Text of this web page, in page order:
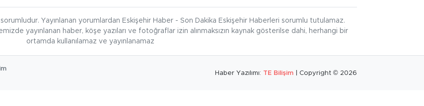
Yayınlanan yorumlardan Eskişehir Haber - Son Dakika Eskişehir Haberleri sorumlu tutulamaz.
yayınlanan haber, köşe yazıları ve fotoğraflar izin alınmaksızın kaynak gösterilse dahi, herhangi bir
ortamda kullanılamaz ve yayınlanamaz
Haber Yazılımı: TE Bilişim | Copyright © 2026